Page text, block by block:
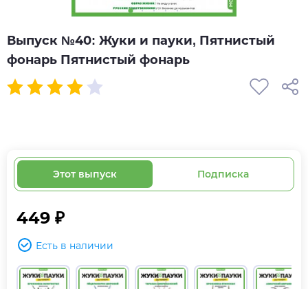
Выпуск №40: Жуки и пауки, Пятнистый
фонарь Пятнистый фонарь
Этот выпуск Подписка
449 ₽
Есть в наличии